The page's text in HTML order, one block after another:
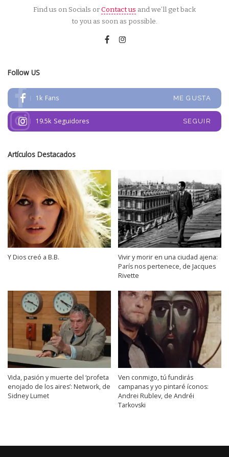
Find us on Socials orContact us and we’ll get back
to you as soon as possible.
Follow US
1k Fans ME GUSTA
19.5k Seguidores SEGUIR
Artículos Destacados
Y Dios creó a B.B.
Vivir y morir en una ciudad ajena:
París nos pertenece, de Jacques
Rivette
Vida, pasión y muerte del ‘profeta
enojado de los aires’: Network, de
Sidney Lumet
Ven conmigo, tú fundirás
campanas y yo pintaré íconos:
Andrei Rublev, de Andréi
Tarkovski